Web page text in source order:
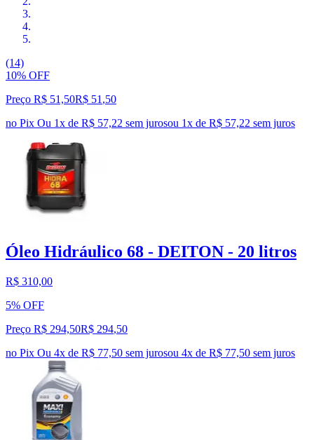
(14)
10% OFF
Preço R$ 51,50R$ 51 ,50
no Pix Ou 1x de R$ 57,22 sem jurosou 1x de R$ 57,22 sem juros
Óleo Hidráulico 68 - DEITON - 20 litros
R$ 310,00
5% OFF
Preço R$ 294,50R$ 294,50
no Pix Ou 4x de R$ 77,50 sem jurosou 4x de R$ 77,50 sem juros